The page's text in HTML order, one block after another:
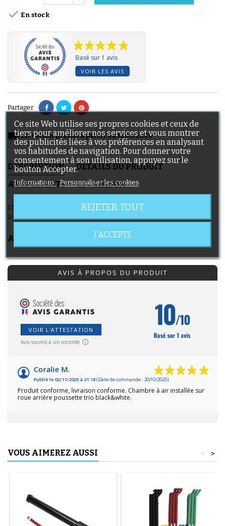
 En stock
Basé sur 1 avis
VOIR LES AVIS
Partager
local_shippingLivraison prévue à partir du 11/08/2026
DESCRIPTION
DÉTAILS DU PRODUIT
AVIS CLIENTS
LIVRAISON
Chambre à air pour poussette Bumbleride Speed, 12 1/2x1.75x2
1/4 valve schrader
AVIS CLIENTS
AVIS À PROPOS DU PRODUIT
VOIR L'ATTESTATION
Avis soumis à un contrôle
10/10
Basé sur 1 avis
Coralie M.
Publié le 02/11/2025 à 21:18(Date de commande : 20/10/2025)
Produit conforme, livraison conforme. Chambre à air installée sur
roue arrière poussette trio black&white.
VOUS AIMEREZ AUSSI >
<
Ce site Web utilise ses propres cookies et ceux de
tiers pour améliorer nos services et vous montrer
des publicités liées à vos préférences en analysant
vos habitudes de navigation. Pour donner votre
consentement à son utilisation, appuyez sur le
bouton Accepter.
Informations Personnaliser les cookies
REJETER TOUT
J'ACCEPTE